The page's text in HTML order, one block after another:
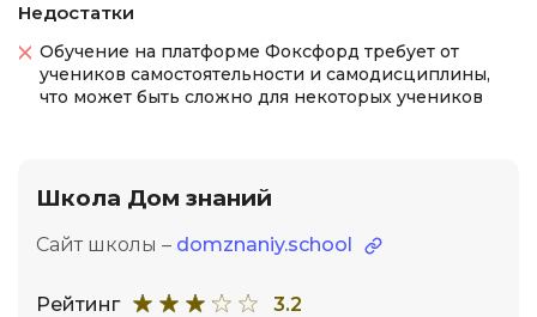
Недостатки
Обучение на платформе Фоксфорд требует от
учеников самостоятельности и самодисциплины,
что может быть сложно для некоторых учеников
Школа Дом знаний
Сайт школы – domznaniy.school
Рейтинг 3.2